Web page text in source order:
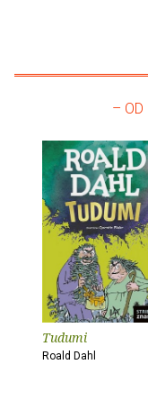
– OD
Tudumi
Roald Dahl